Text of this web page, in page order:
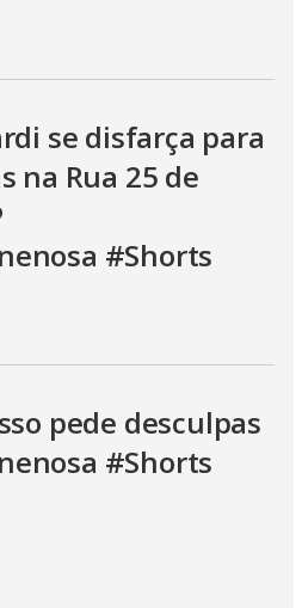
se disfarça para
na Rua 25 de
#Shorts
pede desculpas
#Shorts